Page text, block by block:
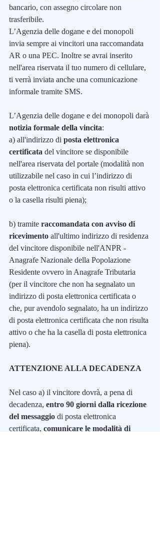
bancario, con assegno circolare non
trasferibile.
L’Agenzia delle dogane e dei monopoli
invia sempre ai vincitori una raccomandata
AR o una PEC. Inoltre se avrai inserito
nell'area riservata il tuo numero di cellulare,
ti verrà inviata anche una comunicazione
informale tramite SMS.
L’Agenzia delle dogane e dei monopoli darà
notizia formale della vincita:
a) all'indirizzo di posta elettronica
certificata del vincitore se disponibile
nell'area riservata del portale (modalità non
utilizzabile nel caso in cui l’indirizzo di
posta elettronica certificata non risulti attivo
o la casella risulti piena);
b) tramite raccomandata con avviso di
ricevimento all'ultimo indirizzo di residenza
del vincitore disponibile nell'ANPR -
Anagrafe Nazionale della Popolazione
Residente ovvero in Anagrafe Tributaria
(per il vincitore che non ha segnalato un
indirizzo di posta elettronica certificata o
che, pur avendolo segnalato, ha un indirizzo
di posta elettronica certificata che non risulta
attivo o che ha la casella di posta elettronica
piena).
ATTENZIONE ALLA DECADENZA
Nel caso a) il vincitore dovrà, a pena di
decadenza, entro 90 giorni dalla ricezione
del messaggio di posta elettronica
certificata, comunicare le modalità di